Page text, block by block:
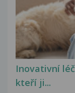
Inovativní
kteří ji...